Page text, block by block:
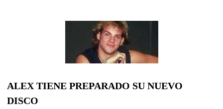
ALEX TIENE PREPARADO SU NUEVO
DISCO